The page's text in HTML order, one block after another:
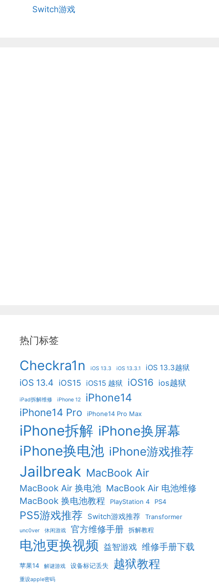
Switch游戏
热门标签
Checkra1n iOS 13.3 iOS 13.3.1 iOS 13.3越狱
iOS 13.4 iOS15 iOS15 越狱 iOS16 ios越狱
iPad拆解维修 iPhone 12 iPhone14
iPhone14 Pro iPhone14 Pro Max
iPhone拆解 iPhone换屏幕
iPhone换电池 iPhone游戏推荐
Jailbreak MacBook Air
MacBook Air 换电池 MacBook Air 电池维修
MacBook 换电池教程
PlayStation 4 PS4
PS5游戏推荐 Switch游戏推荐 Transformer
unc0ver 休闲游戏 官方维修手册 拆解教程
电池更换视频 益智游戏 维修手册下载
苹果14 解谜游戏 设备标记丢失 越狱教程
重设apple密码